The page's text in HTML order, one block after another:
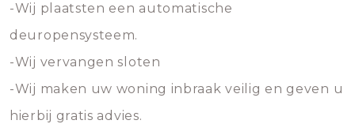
-Wij plaatsten een automatische
deuropensysteem.
-Wij vervangen sloten
-Wij maken uw woning inbraak veilig en geven u
hierbij gratis advies.